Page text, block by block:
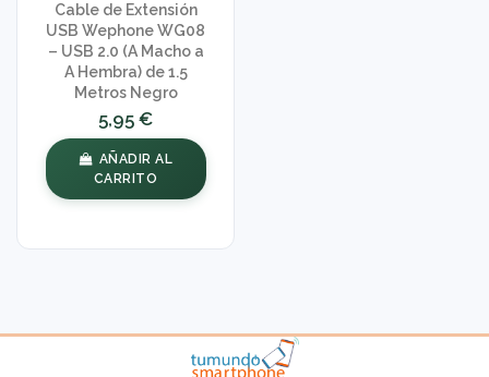
Cable de Extensión
USB Wephone WG08
– USB 2.0 (A Macho a
A Hembra) de 1.5
Metros Negro
5,95 €
AÑADIR AL
CARRITO